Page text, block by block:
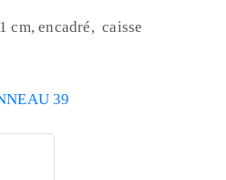
cm, encadré, caisse
39